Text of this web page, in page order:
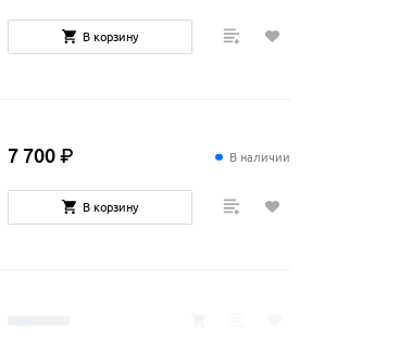
В корзину
В наличии
7 700 ₽
В корзину